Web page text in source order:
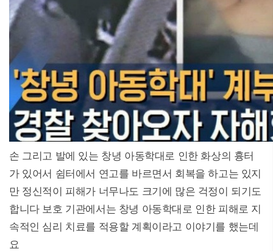
손 그리고 발에 있는 창녕 아동학대로 인한 화상의 흉터
가 있어서 쉼터에서 연고를 바르면서 회복을 하고는 있지
만 정신적이 피해가 너무나도 크기에 많은 걱정이 되기도
합니다 보호 기관에서는 창녕 아동학대로 인한 피해로 지
속적인 심리 치료를 적용할 계획이라고 이야기를 했는데
요